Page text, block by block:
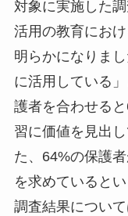
対象に実施した
活用の教育にお
明らかになりま
に活用している
護者を合わせる
習に価値を見出
た、64%の保護
を求めていると
調査結果につい